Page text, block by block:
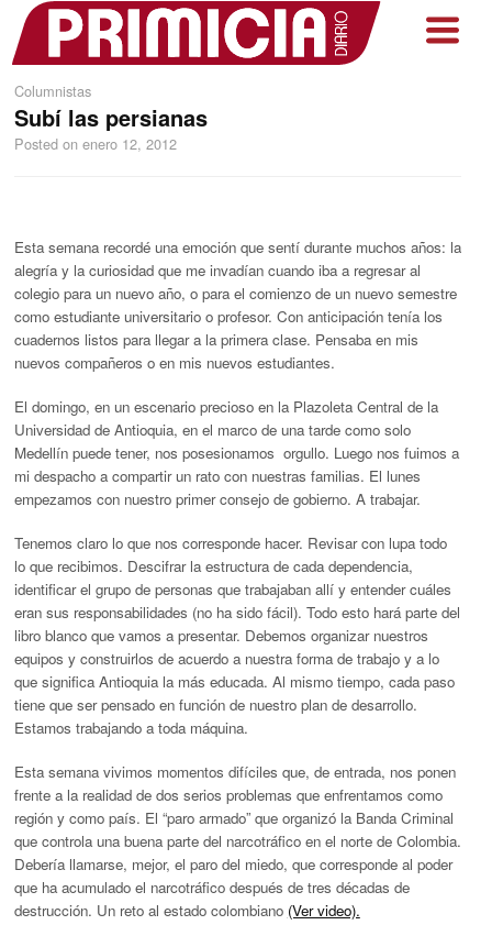
Columnistas
Subí las persianas
Posted on enero 12, 2012
Esta semana recordé una emoción que sentí durante muchos años: la
alegría y la curiosidad que me invadían cuando iba a regresar al
colegio para un nuevo año, o para el comienzo de un nuevo semestre
como estudiante universitario o profesor. Con anticipación tenía los
cuadernos listos para llegar a la primera clase. Pensaba en mis
nuevos compañeros o en mis nuevos estudiantes.
El domingo, en un escenario precioso en la Plazoleta Central de la
Universidad de Antioquia, en el marco de una tarde como solo
Medellín puede tener, nos posesionamos orgullo. Luego nos fuimos a
mi despacho a compartir un rato con nuestras familias. El lunes
empezamos con nuestro primer consejo de gobierno. A trabajar.
Tenemos claro lo que nos corresponde hacer. Revisar con lupa todo
lo que recibimos. Descifrar la estructura de cada dependencia,
identificar el grupo de personas que trabajaban allí y entender cuáles
eran sus responsabilidades (no ha sido fácil). Todo esto hará parte del
libro blanco que vamos a presentar. Debemos organizar nuestros
equipos y construirlos de acuerdo a nuestra forma de trabajo y a lo
que significa Antioquia la más educada. Al mismo tiempo, cada paso
tiene que ser pensado en función de nuestro plan de desarrollo.
Estamos trabajando a toda máquina.
Esta semana vivimos momentos difíciles que, de entrada, nos ponen
frente a la realidad de dos serios problemas que enfrentamos como
región y como país. El “paro armado” que organizó la Banda Criminal
que controla una buena parte del narcotráfico en el norte de Colombia.
Debería llamarse, mejor, el paro del miedo, que corresponde al poder
que ha acumulado el narcotráfico después de tres décadas de
destrucción. Un reto al estado colombiano (Ver video).